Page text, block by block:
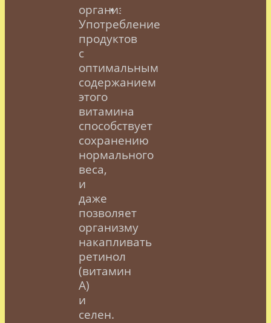
организма.
Употребление
продуктов
с
оптимальным
содержанием
этого
витамина
способствует
сохранению
нормального
веса,
и
даже
позволяет
организму
накапливать
ретинол
(витамин
А)
и
селен.